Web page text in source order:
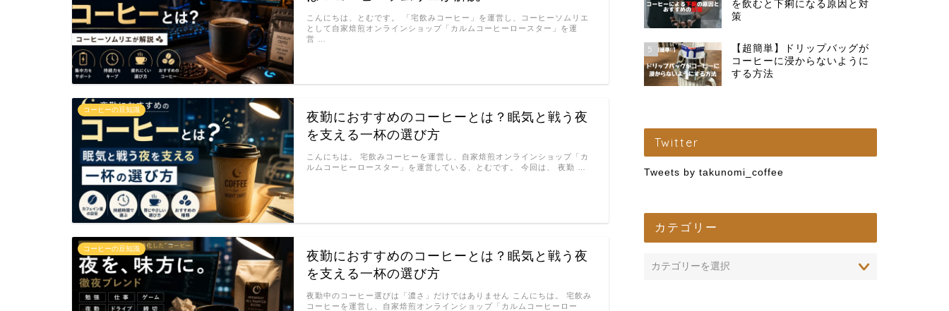
こんにちは、とむです。 「宅飲みコーヒー」を運営し、コーヒーソムリエ
として自家焙煎オンラインショップ「カルムコーヒーロースター」を運
営 …
コーヒーの豆知識
夜勤におすすめのコーヒーとは？眠気と戦う夜
を支える一杯の選び方
こんにちは。 宅飲みコーヒーを運営し、自家焙煎オンラインショップ「カ
ルムコーヒーロースター」を運営している、とむです。 今回は、 夜勤 …
コーヒーの豆知識
夜勤におすすめのコーヒーとは？眠気と戦う夜
を支える一杯の選び方
夜勤中のコーヒー選びは「濃さ」だけではありません こんにちは。 宅飲み
コーヒーを運営し、自家焙煎オンラインショップ「カルムコーヒーロー
を飲むと下痢になる原因と対
策
5
【超簡単】ドリップバッグが
コーヒーに浸からないように
する方法
Twitter
Tweets by takunomi_coffee
カテゴリー